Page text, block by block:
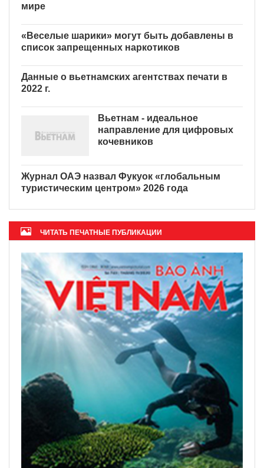
мире
«Веселые шарики» могут быть добавлены в
список запрещенных наркотиков
Данные о вьетнамских агентствах печати в
2022 г.
Вьетнам - идеальное
направление для цифровых
кочевников
Журнал ОАЭ назвал Фукуок «глобальным
туристическим центром» 2026 года
ЧИТАТЬ ПЕЧАТНЫЕ ПУБЛИКАЦИИ